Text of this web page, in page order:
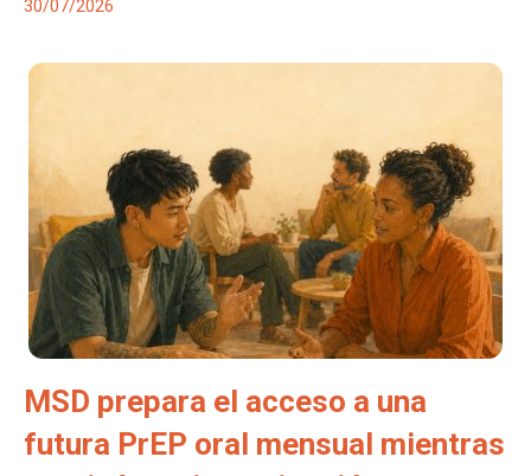
30/07/2026
MSD prepara el acceso a una
futura PrEP oral mensual mientras